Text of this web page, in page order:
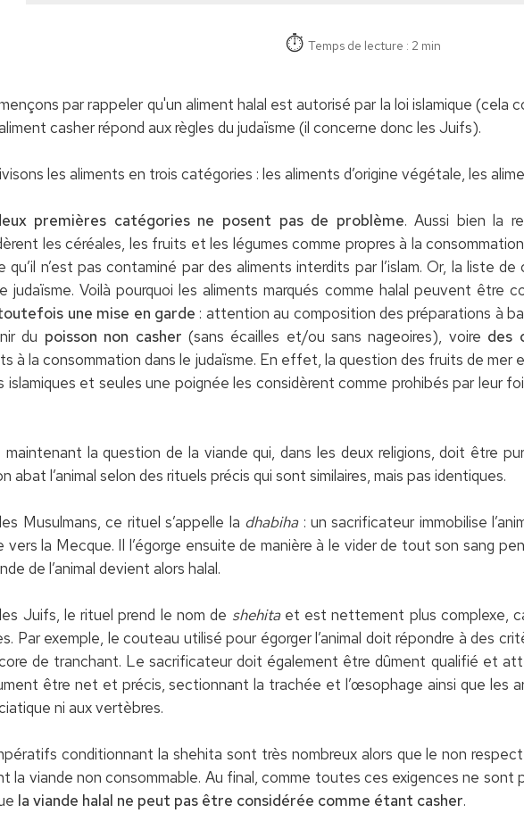
Temps de lecture : 2 min
par rappeler qu'un aliment halal est autorisé par la loi islamique (cela
casher répond aux règles du judaïsme (il concerne donc les Juifs).
les aliments en trois catégories : les aliments d’origine végétale, les
premières catégories ne posent pas de problème. Aussi bien la
les céréales, les fruits et les légumes comme propres à la
qu’il n’est pas contaminé par des aliments interdits par l’islam. Or, la liste
judaïsme. Voilà pourquoi les aliments marqués comme halal peuvent être
une mise en garde : attention au composition des préparations à
du poisson non casher (sans écailles et/ou sans nageoires), voire des
à la consommation dans le judaïsme. En effet, la question des fruits de mer
islamiques et seules une poignée les considèrent comme prohibés par leur
maintenant la question de la viande qui, dans les deux religions, doit être
abat l’animal selon des rituels précis qui sont similaires, mais pas identiques.
Musulmans, ce rituel s’appelle la dhabiha : un sacrificateur immobilise
vers la Mecque. Il l’égorge ensuite de manière à le vider de tout son sang
de l’animal devient alors halal.
Juifs, le rituel prend le nom de shehita et est nettement plus complexe,
Par exemple, le couteau utilisé pour égorger l’animal doit répondre à des
de tranchant. Le sacrificateur doit également être dûment qualifié et
être net et précis, sectionnant la trachée et l’œsophage ainsi que les
ni aux vertèbres.
conditionnant la shehita sont très nombreux alors que le non respect
la viande non consommable. Au final, comme toutes ces exigences ne sont
la viande halal ne peut pas être considérée comme étant casher.